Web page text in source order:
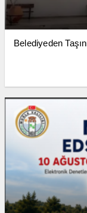
Belediyeden